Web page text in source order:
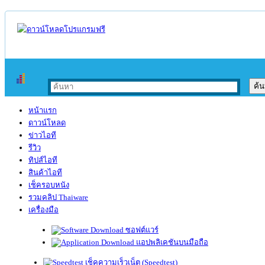
หน้าแรก
ดาวน์โหลด
ข่าวไอที
รีวิว
ทิปส์ไอที
สินค้าไอที
เช็ครอบหนัง
รวมคลิป Thaiware
เครื่องมือ
ซอฟต์แวร์
แอปพลิเคชันบนมือถือ
เช็คความเร็วเน็ต (Speedtest)